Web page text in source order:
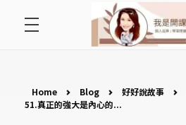
好好說故事
Home Blog 好好說故事
51.真正的強大是內心的...